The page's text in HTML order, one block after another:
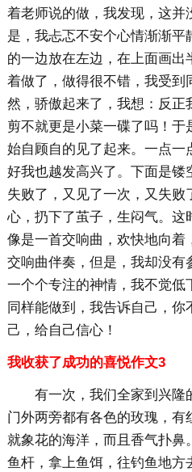
着老师说的做，我发现，这并
是，我忐忑不安个心情渐渐
的一边放在左边，在上面画出
着做了，做得很不错，我受到
然，骄傲起来了，我想：反正
剪不就更是小菜一碟了吗！
始自顾自的见了起来。一点一
好我也越发高兴了。下面是镂
失败了，又见了一次，又失败
心，扔下了茧子，生闷气。这
像是一首交响曲，欢快地向着
交响曲伴奏，但是，我却没有
一个个专注的神情，我不觉低
同样能做到，我告诉自己，你
己，给自己信心！
我收获了成功的喜悦作文3
有一次，我们全家到兴隆
门外两旁都有各色的玫瑰，
就象花的海洋，而且香气扑鼻
鱼杆，拿上鱼饵，往钓鱼地方